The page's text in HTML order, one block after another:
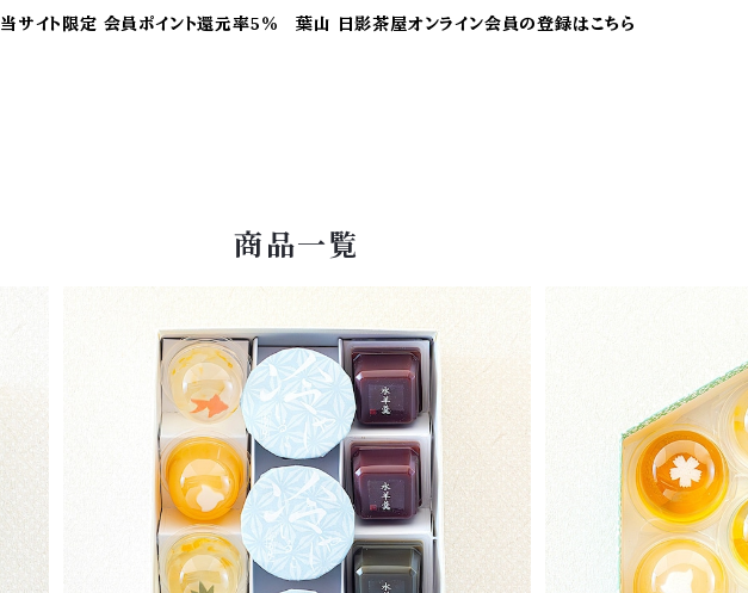
当サイト限定 会員ポイント還元率5％ 葉山 日影茶屋オンライン会員の登録はこちら
商品一覧